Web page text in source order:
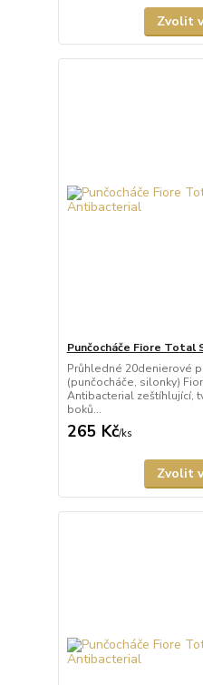
Zvolit
Punčocháče Fiore Total
Průhledné 20denierové
(punčocháče, silonky)
Antibacterial zeštíhlující,
boků...
265 Kč/ks
Zvolit